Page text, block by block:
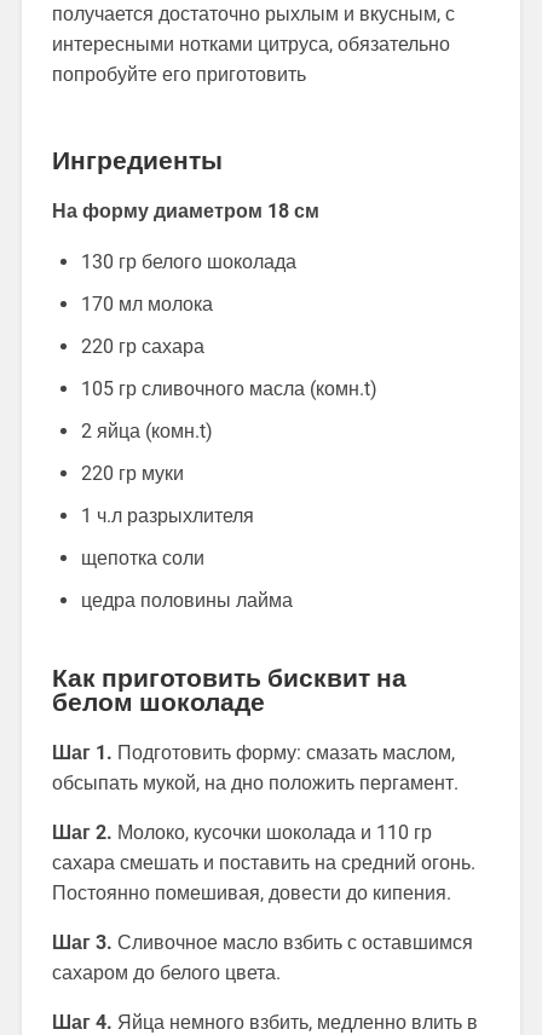
получается достаточно рыхлым и вкусным, с
интересными нотками цитруса, обязательно
попробуйте его приготовить
Ингредиенты
На форму диаметром 18 см
130 гр белого шоколада
170 мл молока
220 гр сахара
105 гр сливочного масла (комн.t)
2 яйца (комн.t)
220 гр муки
1 ч.л разрыхлителя
щепотка соли
цедра половины лайма
Как приготовить бисквит на
белом шоколаде
Шаг 1. Подготовить форму: смазать маслом,
обсыпать мукой, на дно положить пергамент.
Шаг 2. Молоко, кусочки шоколада и 110 гр
сахара смешать и поставить на средний огонь.
Постоянно помешивая, довести до кипения.
Шаг 3. Сливочное масло взбить с оставшимся
сахаром до белого цвета.
Шаг 4. Яйца немного взбить, медленно влить в